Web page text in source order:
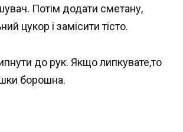
Потім додати сметану,
цукор і замісити тісто.
до рук. Якщо липкувате,то
борошна.